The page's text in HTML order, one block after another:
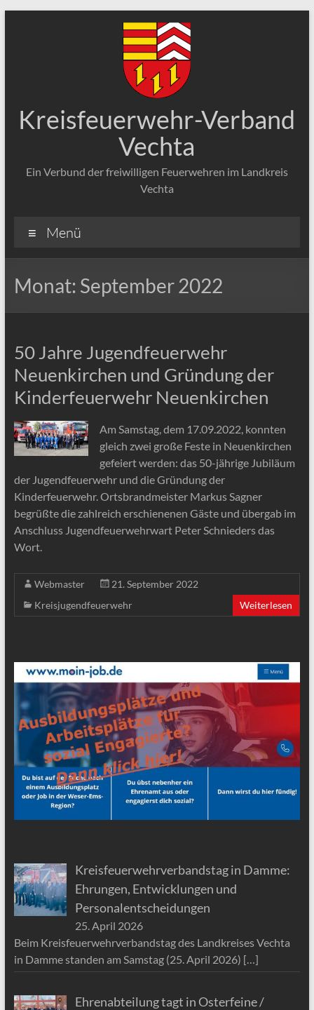
Kreisfeuerwehr-Verband
Vechta
Ein Verbund der freiwilligen Feuerwehren im Landkreis
Vechta
Menü
Monat: September 2022
50 Jahre Jugendfeuerwehr
Neuenkirchen und Gründung der
Kinderfeuerwehr Neuenkirchen
Am Samstag, dem 17.09.2022, konnten
gleich zwei große Feste in Neuenkirchen
gefeiert werden: das 50-jährige Jubiläum
der Jugendfeuerwehr und die Gründung der
Kinderfeuerwehr. Ortsbrandmeister Markus Sagner
begrüßte die zahlreich erschienenen Gäste und übergab im
Anschluss Jugendfeuerwehrwart Peter Schnieders das
Wort.
Webmaster
21. September 2022
Kreisjugendfeuerwehr
Weiterlesen
Kreisfeuerwehrverbandstag in Damme:
Ehrungen, Entwicklungen und
Personalentscheidungen
25. April 2026
Beim Kreisfeuerwehrverbandstag des Landkreises Vechta
in Damme standen am Samstag (25. April 2026) […]
Ehrenabteilung tagt in Osterfeine /